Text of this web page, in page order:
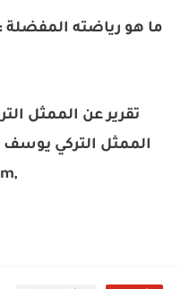
ما هو رياضته المفضلة :
,Yusuf cim